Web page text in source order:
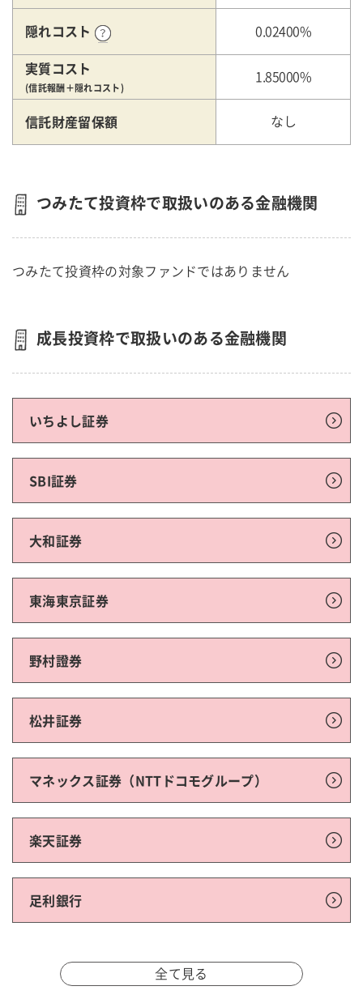
隠れコスト 0.02400%
実質コスト
(信託報酬＋隠れコスト)
1.85000%
信託財産留保額 なし
つみたて投資枠で取扱いのある金融機関
つみたて投資枠の対象ファンドではありません
成長投資枠で取扱いのある金融機関
いちよし証券
SBI証券
大和証券
東海東京証券
野村證券
松井証券
マネックス証券（NTTドコモグループ）
楽天証券
足利銀行
全て見る